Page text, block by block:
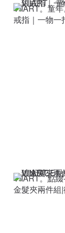
VIIART。童
戒指｜一物一
VIIART。點
金髮夾兩件組